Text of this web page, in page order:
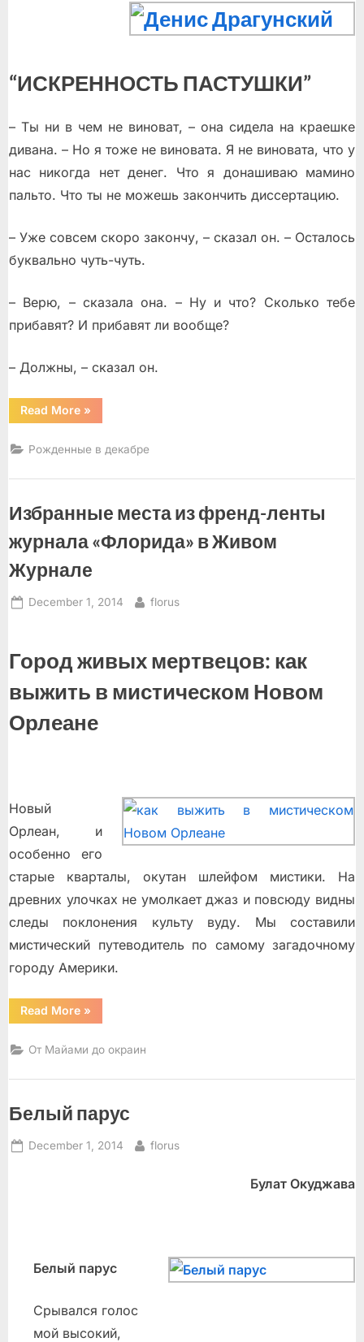
“ИСКРЕННОСТЬ ПАСТУШКИ”
– Ты ни в чем не виноват, – она сидела на краешке
дивана. – Но я тоже не виновата. Я не виновата, что у
нас никогда нет денег. Что я донашиваю мамино
пальто. Что ты не можешь закончить диссертацию.
– Уже совсем скоро закончу, – сказал он. – Осталось
буквально чуть-чуть.
– Верю, – сказала она. – Ну и что? Сколько тебе
прибавят? И прибавят ли вообще?
– Должны, – сказал он.
Read More““Искренность
пастушки””
»
Рожденные в декабре
Избранные места из френд-ленты
журнала «Флорида» в Живом
Журнале
Posted
December 1, 2014 By
florus
Город живых мертвецов: как
выжить в мистическом Новом
Орлеане
Новый
Орлеан, и
особенно его
старые кварталы, окутан шлейфом мистики. На
древних улочках не умолкает джаз и повсюду видны
следы поклонения культу вуду. Мы составили
мистический путеводитель по самому загадочному
городу Америки.
Read More“Избранные
места
ленты
«Флорида»
Журнале”
»
От Майами до окраин
Белый парус
Posted
December 1, 2014 By
florus
Булат Окуджава
Белый парус
Срывался голос
мой высокий,